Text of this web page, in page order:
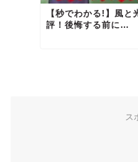
【秒でわかる!】風
評！後悔する前に…
ス